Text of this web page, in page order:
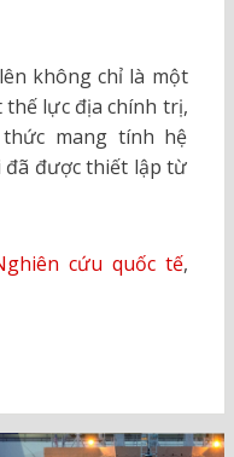
không chỉ là một
thế lực địa chính trị,
mang tính hệ
được thiết lập từ
cứu quốc tế,